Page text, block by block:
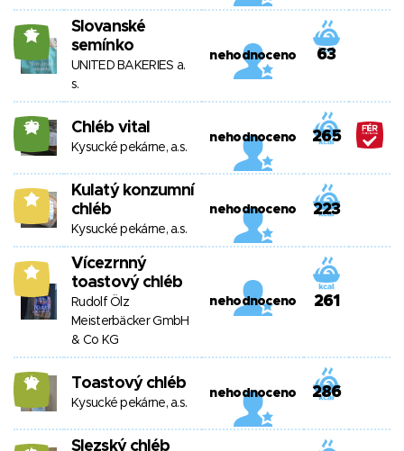
15
Slovanské
semínko
UNITED BAKERIES a.
s.
nehodnoceno 63
23 Chléb vital
Kysucké pekárne, a.s.
nehodnoceno 265
8
Kulatý konzumní
chléb
Kysucké pekárne, a.s.
nehodnoceno 223
9
Vícezrnný
toastový chléb
Rudolf Ölz
Meisterbäcker GmbH
& Co KG
nehodnoceno 261
10 Toastový chléb
Kysucké pekárne, a.s.
nehodnoceno 286
Slezský chléb